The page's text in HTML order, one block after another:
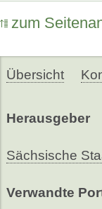
zum
Übersicht
Herausgeber
Sächsische
Verwandte